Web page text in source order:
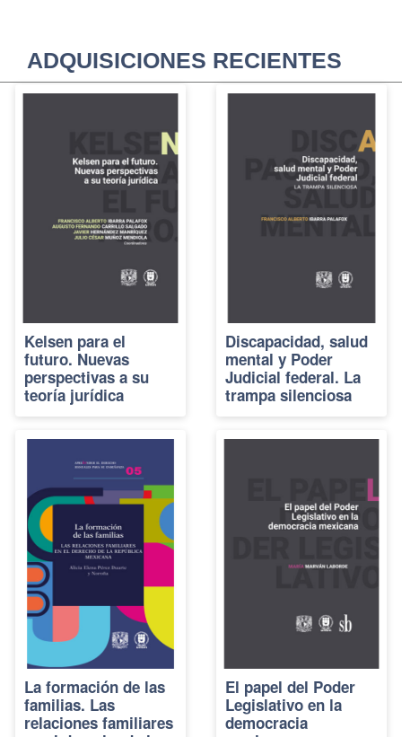
ADQUISICIONES RECIENTES
Kelsen para el
futuro. Nuevas
perspectivas a su
teoría jurídica
Discapacidad, salud
mental y Poder
Judicial federal. La
trampa silenciosa
La formación de las
familias. Las
relaciones familiares
El papel del Poder
Legislativo en la
democracia